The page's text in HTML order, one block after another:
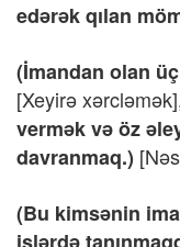
edərək qılan
(İmandan olan
[Xeyirə
vermək və öz
davranmaq.)
(Bu kimsənin